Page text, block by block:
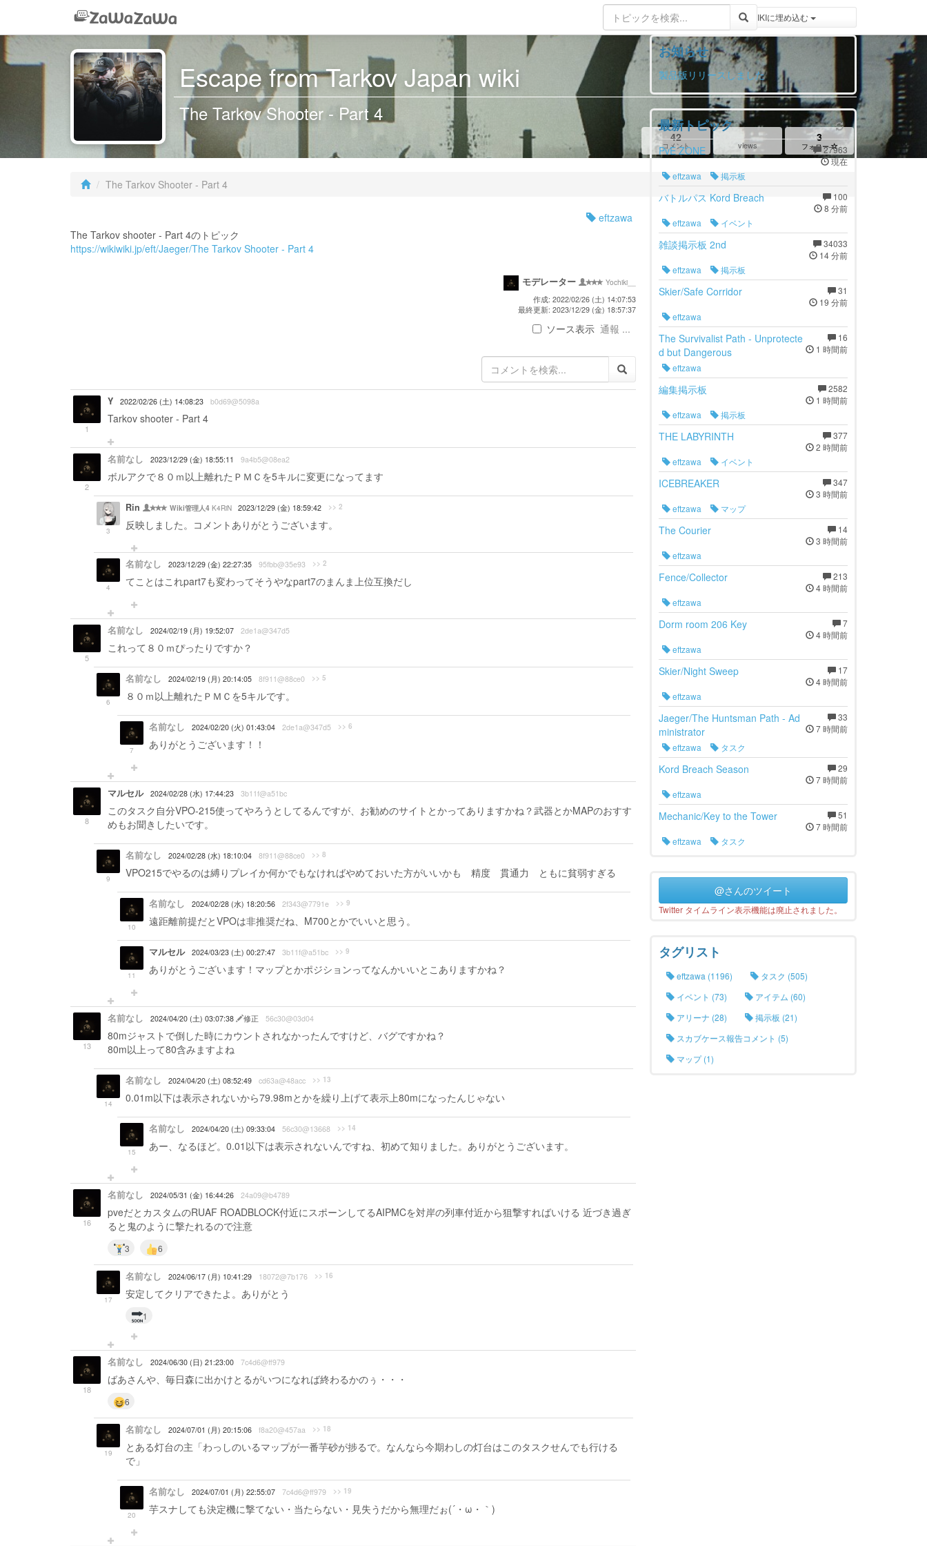
登録 / ログイン
Escape from Tarkov Japan wiki
The Tarkov Shooter - Part 4
42
コメント views
3
フォロー
The Tarkov Shooter - Part 4
eftzawa
The Tarkov shooter - Part 4のトピック
https://wikiwiki.jp/eft/Jaeger/The Tarkov Shooter - Part 4
モデレーター
Yochiki__
作成: 2022/02/26 (土) 14:07:53
最終更新: 2023/12/29 (金) 18:57:37
ソース表示 通報 ...
1
Y 2022/02/26 (土) 14:08:23 b0d69@5098a
Tarkov shooter - Part 4
2
名前なし 2023/12/29 (金) 18:55:11 9a4b5@08ea2
ボルアクで８０ｍ以上離れたＰＭＣを5キルに変更になってます
3
Rin Wiki管理人4 K4RiN 2023/12/29 (金) 18:59:42 >> 2
反映しました。コメントありがとうございます。
4
名前なし 2023/12/29 (金) 22:27:35 95fbb@35e93 >> 2
てことはこれpart7も変わってそうやなpart7のまんま上位互換だし
5
名前なし 2024/02/19 (月) 19:52:07 2de1a@347d5
これって８０ｍぴったりですか？
6
名前なし 2024/02/19 (月) 20:14:05 8f911@88ce0 >> 5
８０ｍ以上離れたＰＭＣを5キルです。
7
名前なし 2024/02/20 (火) 01:43:04 2de1a@347d5 >> 6
ありがとうございます！！
8
マルセル 2024/02/28 (水) 17:44:23 3b11f@a51bc
このタスク自分VPO-215使ってやろうとしてるんですが、お勧めのサイトとかってありますかね？武器とかMAPのおすす
めもお聞きしたいです。
9
名前なし 2024/02/28 (水) 18:10:04 8f911@88ce0 >> 8
VPO215でやるのは縛りプレイか何かでもなければやめておいた方がいいかも 精度 貫通力 ともに貧弱すぎる
10
名前なし 2024/02/28 (水) 18:20:56 2f343@7791e >> 9
遠距離前提だとVPOは非推奨だね、M700とかでいいと思う。
11
マルセル 2024/03/23 (土) 00:27:47 3b11f@a51bc >> 9
ありがとうございます！マップとかポジションってなんかいいとこありますかね？
13
名前なし 2024/04/20 (土) 03:07:38 修正 56c30@03d04
80mジャストで倒した時にカウントされなかったんですけど、バグですかね？
80m以上って80含みますよね
14
名前なし 2024/04/20 (土) 08:52:49 cd63a@48acc >> 13
0.01m以下は表示されないから79.98mとかを繰り上げて表示上80mになったんじゃない
15
名前なし 2024/04/20 (土) 09:33:04 56c30@13668 >> 14
あー、なるほど。0.01以下は表示されないんですね、初めて知りました。ありがとうございます。
16
名前なし 2024/05/31 (金) 16:44:26 24a09@b4789
pveだとカスタムのRUAF ROADBLOCK付近にスポーンしてるAIPMCを対岸の列車付近から狙撃すればいける 近づき過ぎ
ると鬼のように撃たれるので注意
3 6
17
名前なし 2024/06/17 (月) 10:41:29 18072@7b176 >> 16
安定してクリアできたよ。ありがとう
1
18
名前なし 2024/06/30 (日) 21:23:00 7c4d6@ff979
ばあさんや、毎日森に出かけとるがいつになれば終わるかのぅ・・・
6
19
名前なし 2024/07/01 (月) 20:15:06 f8a20@457aa >> 18
とある灯台の主「わっしのいるマップが一番芋砂が捗るで。なんなら今期わしの灯台はこのタスクせんでも行ける
で」
20
名前なし 2024/07/01 (月) 22:55:07 7c4d6@ff979 >> 19
芋スナしても決定機に撃てない・当たらない・見失うだから無理だぉ(´・ω・｀)
トピックをWIKIWIKIに埋め込む
お知らせ
製品版リリースしました
最新トピック
27963
現在
PvE ZONE
eftzawa
掲示板
100
8 分前
バトルパス Kord Breach
eftzawa
イベント
34033
14 分前
雑談掲示板 2nd
eftzawa
掲示板
31
19 分前
Skier/Safe Corridor
eftzawa
16
1 時間前
The Survivalist Path - Unprotecte
d but Dangerous
eftzawa
2582
1 時間前
編集掲示板
eftzawa
掲示板
377
2 時間前
THE LABYRINTH
eftzawa
イベント
347
3 時間前
ICEBREAKER
eftzawa
マップ
14
3 時間前
The Courier
eftzawa
213
4 時間前
Fence/Collector
eftzawa
7
4 時間前
Dorm room 206 Key
eftzawa
17
4 時間前
Skier/Night Sweep
eftzawa
33
7 時間前
Jaeger/The Huntsman Path - Ad
ministrator
eftzawa
タスク
29
7 時間前
Kord Breach Season
eftzawa
51
7 時間前
Mechanic/Key to the Tower
eftzawa タスク
@さんのツイート
Twitter タイムライン表示機能は廃止されました。
タグリスト
eftzawa (1196)
タスク (505)
イベント (73)
アイテム (60)
アリーナ (28)
掲示板 (21)
スカブケース報告コメント (5)
マップ (1)